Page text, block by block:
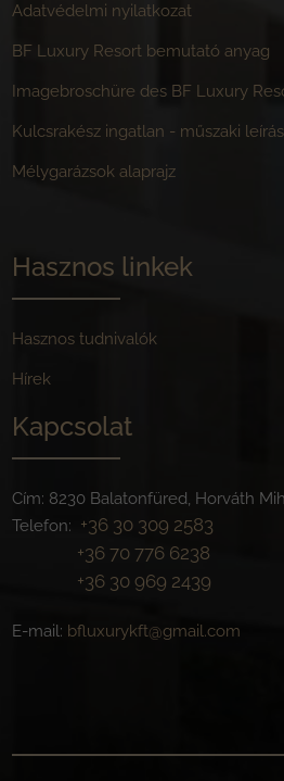
Adatvédelmi nyilatkozat
BF Luxury Resort bemutató anyag
Imagebroschüre des BF Luxury
Kulcsrakész ingatlan - műszaki leírás
Mélygarázsok alaprajz
Hasznos linkek
Hasznos tudnivalók
Hírek
Kapcsolat
Cím: 8230 Balatonfüred, Horváth
Telefon: +36 30 309 2583
+36 70 776 6238
+36 30 969 2439
E-mail: bfluxurykft@gmail.com